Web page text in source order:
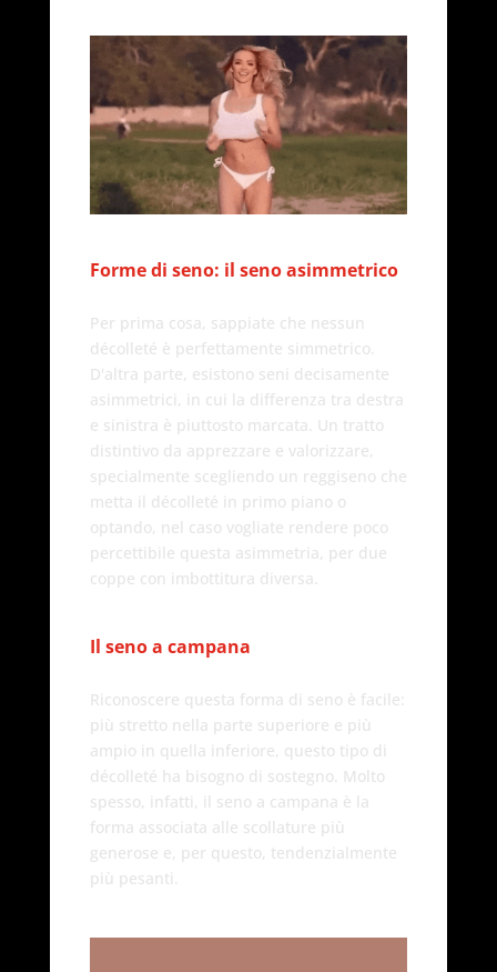
Forme di seno: il seno asimmetrico
Per prima cosa, sappiate che nessun
décolleté è perfettamente simmetrico.
D'altra parte, esistono seni decisamente
asimmetrici, in cui la differenza tra destra
e sinistra è piuttosto marcata. Un tratto
distintivo da apprezzare e valorizzare,
specialmente scegliendo un reggiseno che
metta il décolleté in primo piano o
optando, nel caso vogliate rendere poco
percettibile questa asimmetria, per due
coppe con imbottitura diversa.
Il seno a campana
Riconoscere questa forma di seno è facile:
più stretto nella parte superiore e più
ampio in quella inferiore, questo tipo di
décolleté ha bisogno di sostegno. Molto
spesso, infatti, il seno a campana è la
forma associata alle scollature più
generose e, per questo, tendenzialmente
più pesanti.